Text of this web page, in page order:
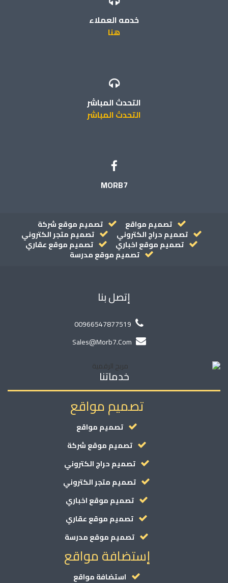
خدمه العملاء
هنا
التحدث المباشر
التحدث المباشر
MORB7
تصميم مواقع تصميم موقع شركة
تصميم حراج الكتروني تصميم متجر الكتروني
تصميم موقع اخباري تصميم موقع عقاري
تصميم موقع مدرسة
إتصل بنا
خدماتنا
تصميم مواقع
تصميم مواقع
تصميم موقع شركة
تصميم حراج الكتروني
تصميم متجر الكتروني
تصميم موقع اخباري
تصميم موقع عقاري
تصميم موقع مدرسة
إستضافة مواقع
استضافة مواقع